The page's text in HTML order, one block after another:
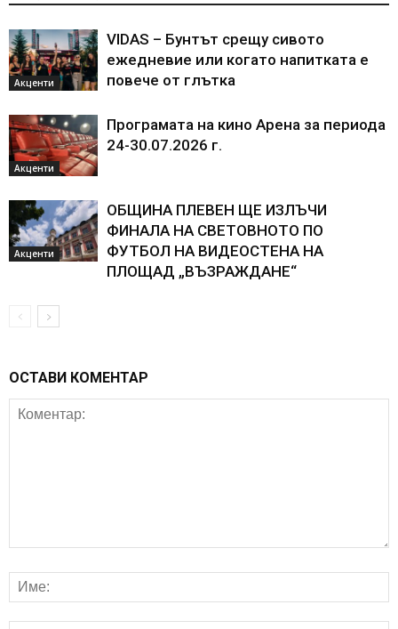
Акценти
VIDAS – Бунтът срещу сивото
ежедневие или когато напитката е
повече от глътка
Акценти
Програмата на кино Арена за периода
24-30.07.2026 г.
Акценти
ОБЩИНА ПЛЕВЕН ЩЕ ИЗЛЪЧИ
ФИНАЛА НА СВЕТОВНОТО ПО
ФУТБОЛ НА ВИДЕОСТЕНА НА
ПЛОЩАД „ВЪЗРАЖДАНЕ“
ОСТАВИ КОМЕНТАР